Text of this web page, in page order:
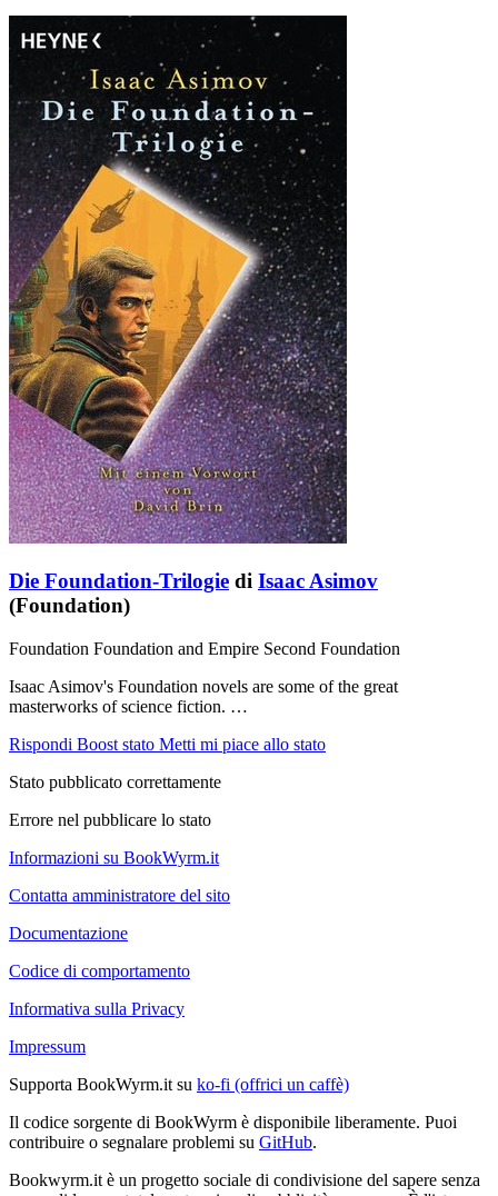
Die Foundation-Trilogie di Isaac Asimov
(Foundation)
Foundation Foundation and Empire Second Foundation
Isaac Asimov's Foundation novels are some of the great
masterworks of science fiction. …
Rispondi Boost stato Metti mi piace allo stato
Stato pubblicato correttamente
Errore nel pubblicare lo stato
Informazioni su BookWyrm.it
Contatta amministratore del sito
Documentazione
Codice di comportamento
Informativa sulla Privacy
Impressum
Supporta BookWyrm.it su ko-fi (offrici un caffè)
Il codice sorgente di BookWyrm è disponibile liberamente. Puoi
contribuire o segnalare problemi su GitHub.
Bookwyrm.it è un progetto sociale di condivisione del sapere senza